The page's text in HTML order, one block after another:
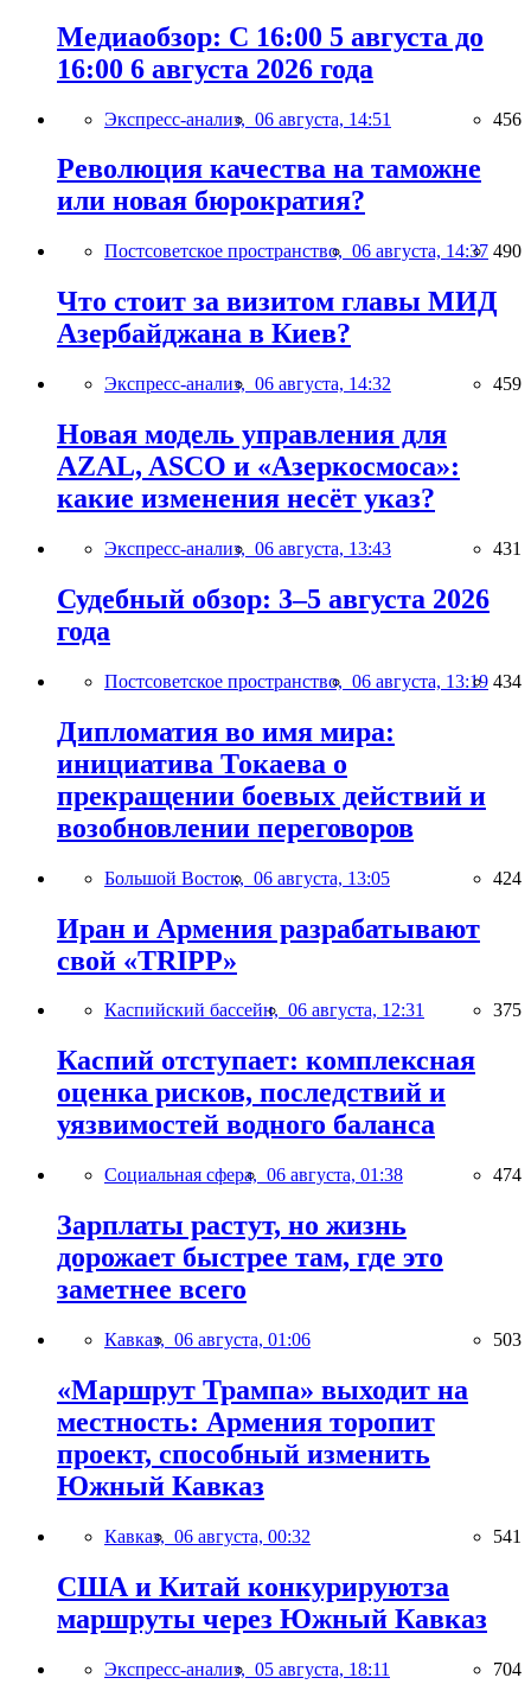
Медиаобзор: С 16:00 5 августа до
16:00 6 августа 2026 года
Экспресс-анализ, 06 августа, 14:51 456
Революция качества на таможне
или новая бюрократия?
Постсоветское пространство, 06 августа, 14:37 490
Что стоит за визитом главы МИД
Азербайджана в Киев?
Экспресс-анализ, 06 августа, 14:32 459
Новая модель управления для
AZAL, ASCO и «Азеркосмоса»:
какие изменения несёт указ?
Экспресс-анализ, 06 августа, 13:43 431
Судебный обзор: 3–5 августа 2026
года
Постсоветское пространство, 06 августа, 13:19 434
Дипломатия во имя мира:
инициатива Токаева о
прекращении боевых действий и
возобновлении переговоров
Большой Восток, 06 августа, 13:05 424
Иран и Армения разрабатывают
свой «TRIPP»
Каспийский бассейн, 06 августа, 12:31 375
Каспий отступает: комплексная
оценка рисков, последствий и
уязвимостей водного баланса
Социальная сфера, 06 августа, 01:38 474
Зарплаты растут, но жизнь
дорожает быстрее там, где это
заметнее всего
Кавказ, 06 августа, 01:06 503
«Маршрут Трампа» выходит на
местность: Армения торопит
проект, способный изменить
Южный Кавказ
Кавказ, 06 августа, 00:32 541
США и Китай конкурируютза
маршруты через Южный Кавказ
Экспресс-анализ, 05 августа, 18:11 704